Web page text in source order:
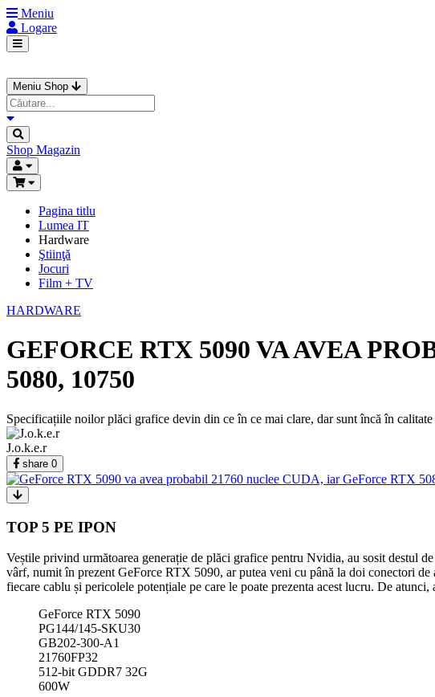
Meniu
Logare
Meniu Shop
Shop Magazin
Pagina titlu
Lumea IT
Hardware
Ştiinţă
Jocuri
Film + TV
HARDWARE
GEFORCE RTX 5090 VA AVEA
5080, 10750
Specificațiile noilor plăci grafice devin din ce în ce mai clare, dar sunt încă în calitate
J.o.k.e.r
share 0
TOP 5 PE IPON
Veștile privind următoarea generație de plăci grafice pentru Nvidia, au sosit destul
vârf, numit în prezent GeForce RTX 5090, ar putea veni cu până la doi conectori
fiecare cablu și pericolele potențiale pe care le poate prezenta acest lucru. De
GeForce RTX 5090
PG144/145-SKU30
GB202-300-A1
21760FP32
512-bit GDDR7 32G
600W